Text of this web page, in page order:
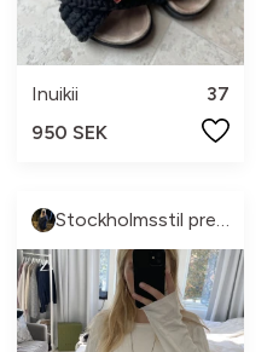
Inuikii
37
950 SEK
Stockholmsstil pre-loved🩷